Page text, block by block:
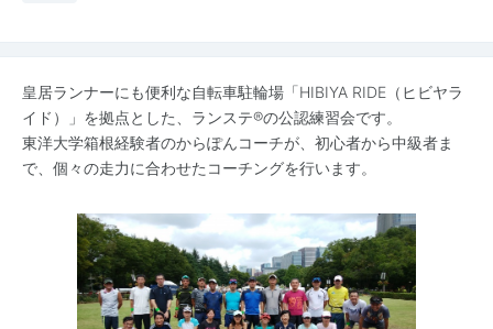
皇居ランナーにも便利な自転車駐輪場「HIBIYA RIDE（ヒビヤラ
イド）」を拠点とした、ランステ®の公認練習会です。
東洋大学箱根経験者のからぽんコーチが、初心者から中級者ま
で、個々の走力に合わせたコーチングを行います。